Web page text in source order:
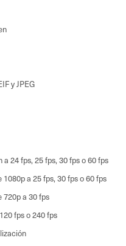
y JPEG
24 fps, 25 fps, 30 fps o 60 fps
a 25 fps, 30 fps o 60 fps
720p a 30 fps
fps o 240 fps